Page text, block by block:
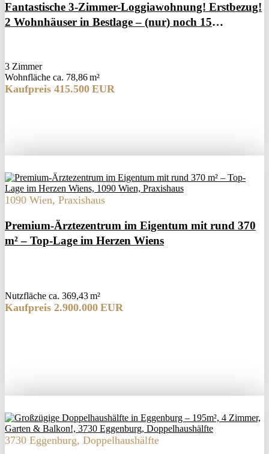
Fantastische 3-Zimmer-Loggiawohnung! Erstbezug!
2 Wohnhäuser in Bestlage – (nur) noch 15
3 Zimmer
Wohnfläche ca. 78,86 m²
Kaufpreis 415.500 EUR
1090 Wien, Praxishaus
Premium-Ärztezentrum im Eigentum mit rund 370
m² – Top-Lage im Herzen Wiens
Nutzfläche ca. 369,43 m²
Kaufpreis 2.900.000 EUR
3730 Eggenburg, Doppelhaushälfte